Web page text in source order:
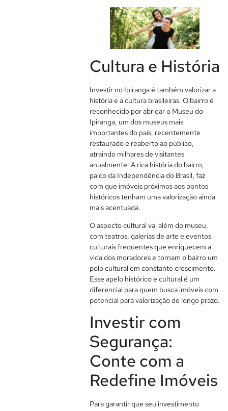
Cultura e História
Investir no Ipiranga é também valorizar a
história e a cultura brasileiras. O bairro é
reconhecido por abrigar o Museu do
Ipiranga, um dos museus mais
importantes do país, recentemente
restaurado e reaberto ao público,
atraindo milhares de visitantes
anualmente. A rica história do bairro,
palco da Independência do Brasil, faz
com que imóveis próximos aos pontos
históricos tenham uma valorização ainda
mais acentuada.
O aspecto cultural vai além do museu,
com teatros, galerias de arte e eventos
culturais frequentes que enriquecem a
vida dos moradores e tornam o bairro um
polo cultural em constante crescimento.
Esse apelo histórico e cultural é um
diferencial para quem busca imóveis com
potencial para valorização de longo prazo.
Investir com
Segurança:
Conte com a
Redefine Imóveis
Para garantir que seu investimento